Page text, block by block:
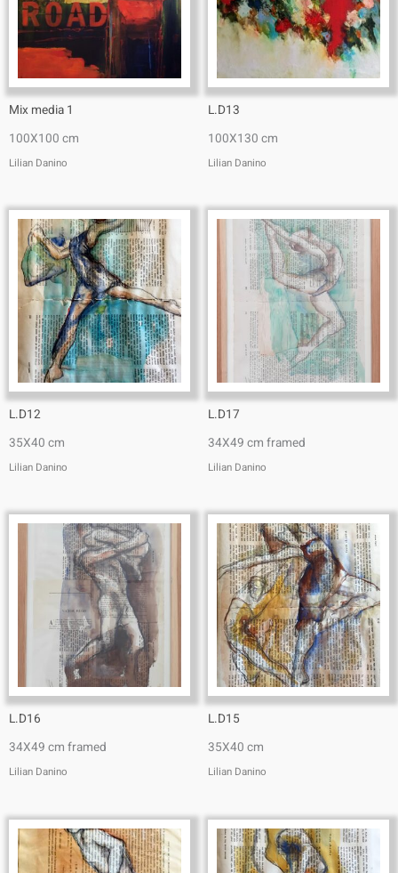
Mix media 1
100X100 cm
Lilian Danino
L.D13
100X130 cm
Lilian Danino
L.D12
35X40 cm
Lilian Danino
L.D17
34X49 cm framed
Lilian Danino
L.D16
34X49 cm framed
Lilian Danino
L.D15
35X40 cm
Lilian Danino